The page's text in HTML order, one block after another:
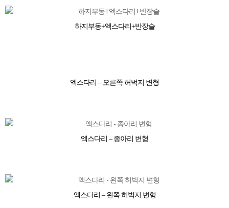
하지부동+엑스다리+반장슬
엑스다리 – 오른쪽 허벅지 변형
엑스다리 – 종아리 변형
엑스다리 – 왼쪽 허벅지 변형